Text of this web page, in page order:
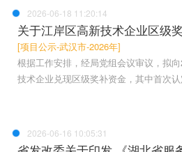
2026-06-18 11:20:14
关于江岸区高新技术企业区级
[项目公示-武汉市-2026年]
根据工作安排，经局党组会议审议，拟
技术企业兑现区级奖补资金，其中首次
2026-06-16 10:05:31